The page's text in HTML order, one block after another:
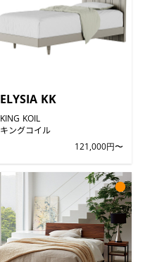
ELYSIA KK
KING KOIL
キングコイル
121,000円〜
●